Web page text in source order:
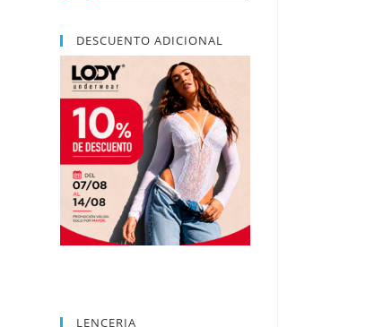
DESCUENTO ADICIONAL
LENCERIA